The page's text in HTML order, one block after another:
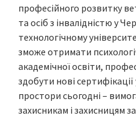
професійного розвитку
та осіб з інвалідністю у
технологічному
зможе отримати
академічної освіти,
здобути нові
простори сьогодні –
захисникам і захисницям